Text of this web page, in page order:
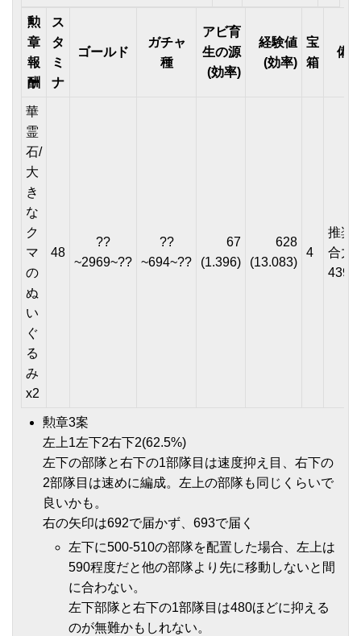
勲
章
報
酬
ス
タ
ミ
ナ
ゴールド
ガチャ
種
アビ育
生の源
(効率)
経験値
(効率)
宝
箱
備
華
霊
石/
大
き
な
ク
マ
の
ぬ
い
ぐ
る
み
x2
48
??
~2969~??
??
~694~??
67
(1.396)
628
(13.083)
4
推奨
合
勲章3案
左上1左下2右下2(62.5%)
左下の部隊と右下の1部隊目は速度抑え目、右下の
2部隊目は速めに編成。左上の部隊も同じくらいで
良いかも。
右の矢印は692で届かず、693で届く
左下に500-510の部隊を配置した場合、左上は
590程度だと他の部隊より先に移動しないと間
に合わない。
左下部隊と右下の1部隊目は480ほどに抑える
のが無難かもしれない。